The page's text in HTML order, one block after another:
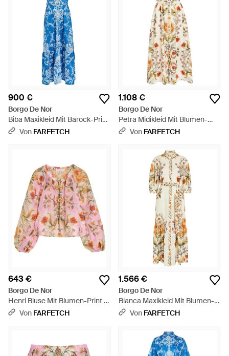
900 €
Borgo De Nor
Biba Maxikleid Mit Barock-Print
- Blau
Von FARFETCH
1.108 €
Borgo De Nor
Petra Midikleid Mit Blumen-
Print - Mettallic
Von FARFETCH
643 €
Borgo De Nor
Henri Bluse Mit Blumen-Print -
RotVon FARFETCH
1.566 €
Borgo De Nor
Bianca Maxikleid Mit Blumen-
Print - Mettallic
Von FARFETCH